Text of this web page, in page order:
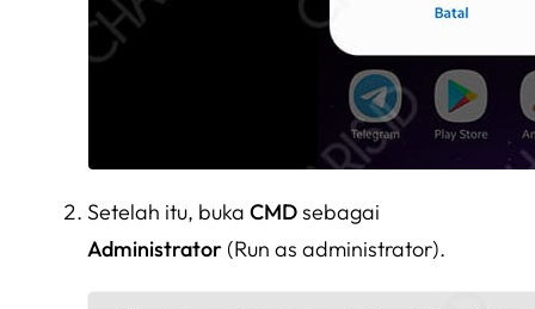
Setelah itu, buka CMDsebagai
Administrator (Run as administrator).